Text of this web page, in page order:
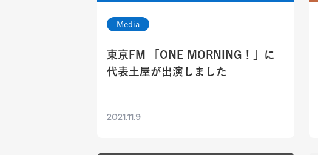
Media
東京FM 「ONE MORNING！」に
代表土屋が出演しました
2021.11.9